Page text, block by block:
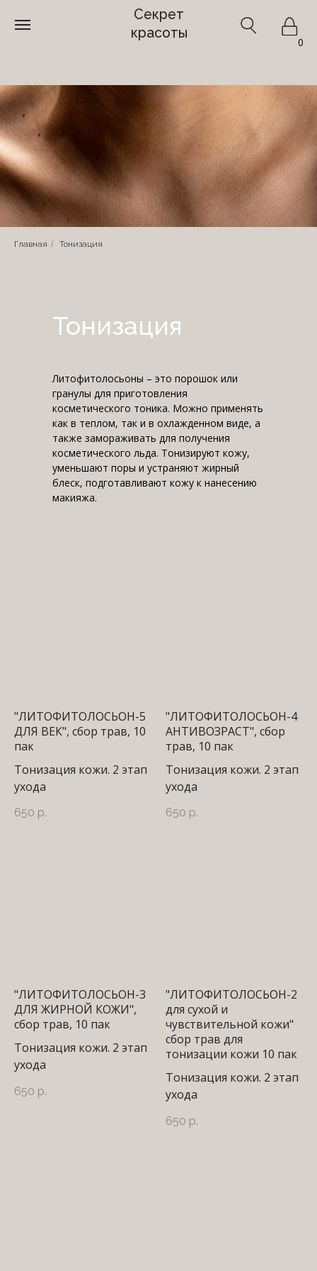
Главная / Тонизация
Тонизация
Литофитолосьоны – это порошок или
гранулы для приготовления
косметического тоника. Можно применять
как в теплом, так и в охлажденном виде, а
также замораживать для получения
косметического льда. Тонизируют кожу,
уменьшают поры и устраняют жирный
блеск, подготавливают кожу к нанесению
макияжа.
"ЛИТОФИТОЛОСЬОН-5
ДЛЯ ВЕК", сбор трав, 10
пак
Тонизация кожи. 2 этап
ухода
650 р.
"ЛИТОФИТОЛОСЬОН-4
АНТИВОЗРАСТ", сбор
трав, 10 пак
Тонизация кожи. 2 этап
ухода
650 р.
"ЛИТОФИТОЛОСЬОН-3
ДЛЯ ЖИРНОЙ КОЖИ",
сбор трав, 10 пак
Тонизация кожи. 2 этап
ухода
650 р.
"ЛИТОФИТОЛОСЬОН-2
для сухой и
чувствительной кожи"
сбор трав для
тонизации кожи 10 пак
Тонизация кожи. 2 этап
ухода
650 р.
*Интернет-магазин skecobeauty.com не несёт ответственности
за продукцию, купленную на интернет ресурсах (авито,
маркетплейс) и у других консультантов